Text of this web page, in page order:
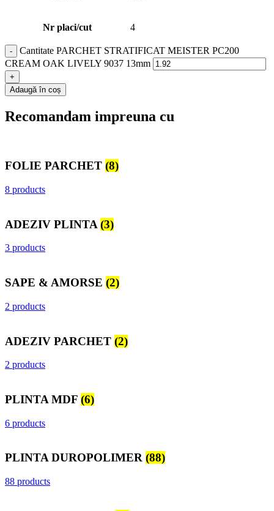
Nr placi/cut 4
Cantitate PARCHET STRATIFICAT MEISTER PC200
CREAM OAK LIVELY 9037 13mm
Adaugă în coș
Recomandam impreuna cu
FOLIE PARCHET (8)
8 products
ADEZIV PLINTA (3)
3 products
SAPE & AMORSE (2)
2 products
ADEZIV PARCHET (2)
2 products
PLINTA MDF (6)
6 products
PLINTA DUROPOLIMER (88)
88 products